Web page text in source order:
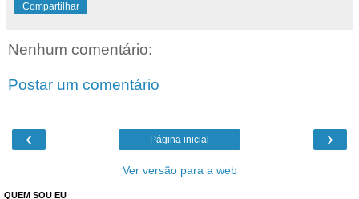
Compartilhar
Nenhum comentário:
Postar um comentário
‹ ›
Página inicial
Ver versão para a web
QUEM SOU EU